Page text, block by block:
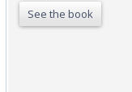
See the book